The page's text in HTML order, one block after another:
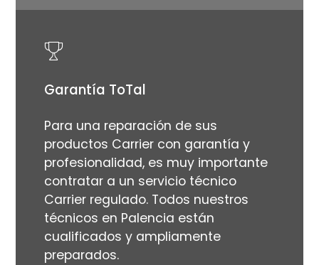
Garantía ToTal
Para una reparación de sus
productos Carrier con garantía y
profesionalidad, es muy importante
contratar a un servicio técnico
Carrier regulado. Todos nuestros
técnicos en Palencia están
cualificados y ampliamente
preparados.